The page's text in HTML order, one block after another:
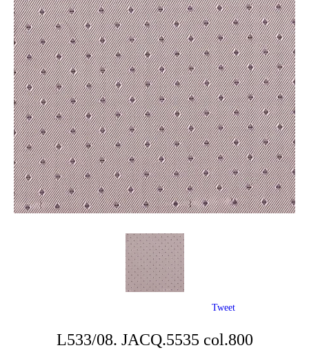
L533/08. JACQ.5535 col.800
Tweet